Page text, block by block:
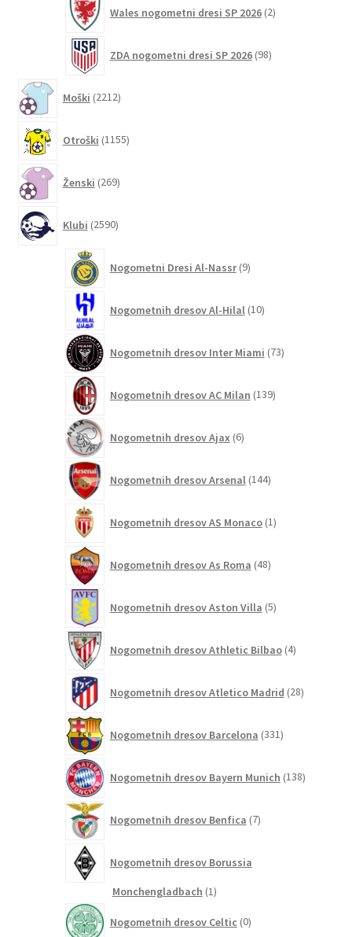
Wales nogometni dresi SP 2026 2izdelka
ZDA nogometni dresi SP 2026 98izdelkov
Moški 2212izdelkov
Otroški 1155izdelkov
Ženski 269izdelkov
Klubi 2590izdelkov
Nogometni Dresi Al-Nassr 9izdelkov
Nogometnih dresov Al-Hilal 10izdelkov
Nogometnih dresov Inter Miami 73izdelkov
Nogometnih dresov AC Milan 139izdelkov
Nogometnih dresov Ajax 6izdelkov
Nogometnih dresov Arsenal 144izdelkov
Nogometnih dresov AS Monaco 1izdelek
Nogometnih dresov As Roma 48izdelkov
Nogometnih dresov Aston Villa 5izdelkov
Nogometnih dresov Athletic Bilbao 4izdelki
Nogometnih dresov Atletico Madrid 28izdelkov
Nogometnih dresov Barcelona 331izdelkov
Nogometnih dresov Bayern Munich 138izdelkov
Nogometnih dresov Benfica 7izdelkov
Nogometnih dresov Borussia
Monchengladbach 11
Nogometnih dresov Celtic 0izdelkov